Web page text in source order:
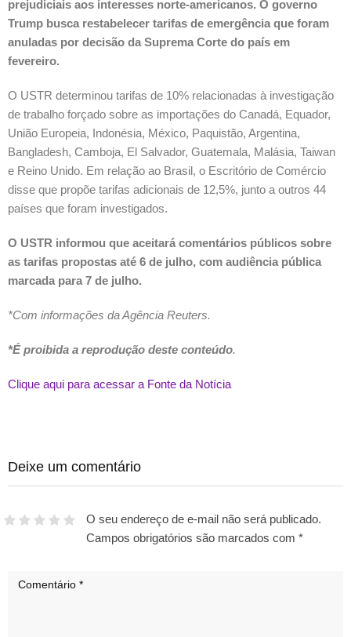
prejudiciais aos interesses norte-americanos. O governo
Trump busca restabelecer tarifas de emergência que foram
anuladas por decisão da Suprema Corte do país em
fevereiro.
O USTR determinou tarifas de 10% relacionadas à investigação
de trabalho forçado sobre as importações do Canadá, Equador,
União Europeia, Indonésia, México, Paquistão, Argentina,
Bangladesh, Camboja, El Salvador, Guatemala, Malásia, Taiwan
e Reino Unido. Em relação ao Brasil, o Escritório de Comércio
disse que propõe tarifas adicionais de 12,5%, junto a outros 44
países que foram investigados.
O USTR informou que aceitará comentários públicos sobre
as tarifas propostas até 6 de julho, com audiência pública
marcada para 7 de julho.
*Com informações da Agência Reuters.
*É proibida a reprodução deste conteúdo.
Clique aqui para acessar a Fonte da Notícia
Deixe um comentário
O seu endereço de e-mail não será publicado.
Campos obrigatórios são marcados com *